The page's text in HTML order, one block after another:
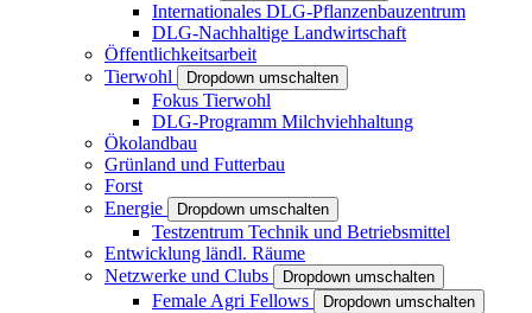
Internationales DLG-Pflanzenbauzentrum
DLG-Nachhaltige Landwirtschaft
Öffentlichkeitsarbeit
Tierwohl
Dropdown umschalten
Fokus Tierwohl
DLG-Programm Milchviehhaltung
Ökolandbau
Grünland und Futterbau
Forst
Energie
Dropdown umschalten
Testzentrum Technik und Betriebsmittel
Entwicklung ländl. Räume
Netzwerke und Clubs
Dropdown umschalten
Female Agri Fellows Dropdown umschalten